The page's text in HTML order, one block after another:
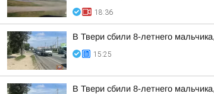
18:36
В Твери сбили 8-летнего
15:25
В Твери сбили 8-летнего